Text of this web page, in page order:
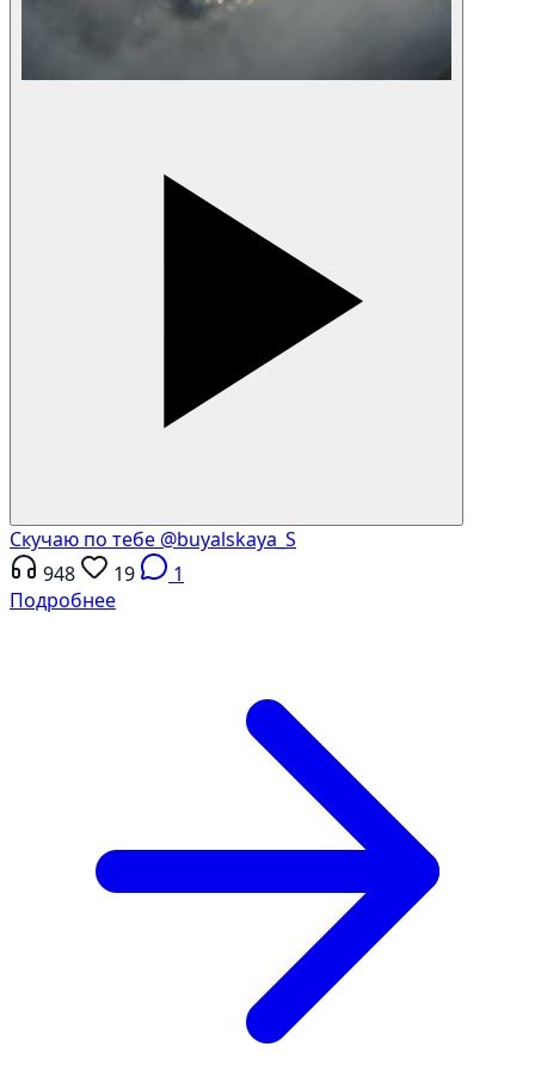
Скучаю по тебе @buyalskaya_S
948
19
1
Подробнее